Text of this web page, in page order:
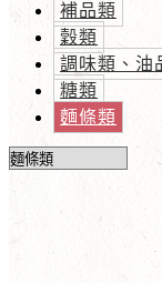
補品類
穀類
調味類、油
糖類
麵條類